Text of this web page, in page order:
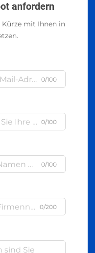
anfordern
mit Ihnen in
0/100
0/100
0/100
0/200